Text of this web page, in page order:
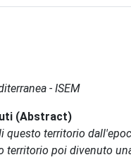
- ISEM
(Abstract)
questo territorio
poi divenuto